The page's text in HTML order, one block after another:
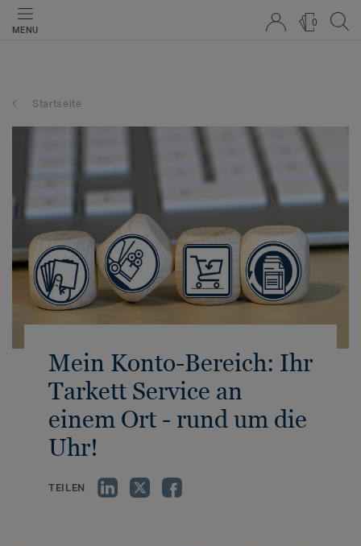
MENU
0
Startseite
Mein Konto-Bereich: Ihr
Tarkett Service an
einem Ort - rund um die
Uhr!
TEILEN